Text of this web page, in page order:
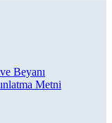
Beyanı
Metni